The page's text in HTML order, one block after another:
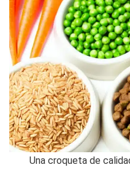
Una croqueta de